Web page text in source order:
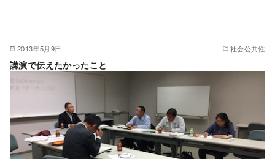
2013年5月9日 社会公共性
講演で伝えたかったこと